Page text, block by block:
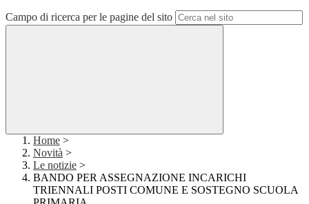
Campo di ricerca per le pagine del sito
Home >
Novità >
Le notizie >
BANDO PER ASSEGNAZIONE INCARICHI
TRIENNALI POSTI COMUNE E SOSTEGNO SCUOLA